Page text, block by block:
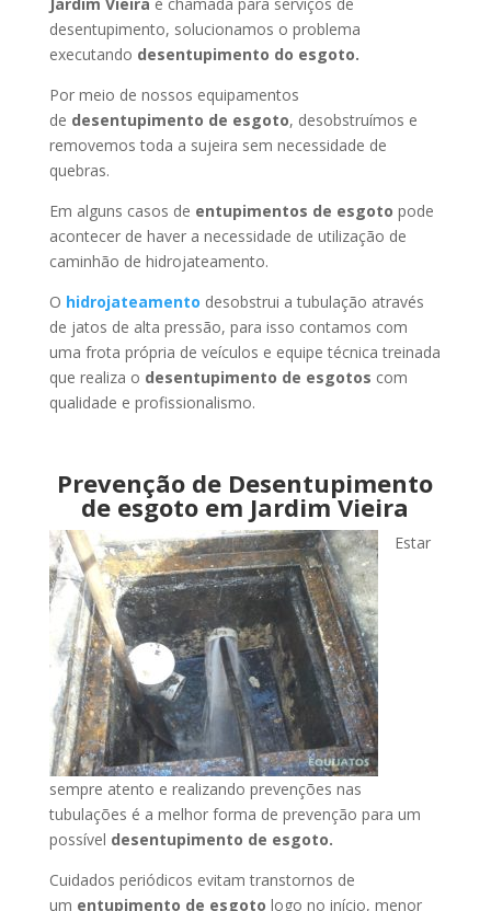
desentupimento, solucionamos o problema
executando desentupimento do esgoto.
Por meio de nossos equipamentos
de desentupimento de esgoto, desobstruímos e
removemos toda a sujeira sem necessidade de
quebras.
Em alguns casos de entupimentos de esgoto pode
acontecer de haver a necessidade de utilização de
caminhão de hidrojateamento.
O hidrojateamento desobstrui a tubulação através
de jatos de alta pressão, para isso contamos com
uma frota própria de veículos e equipe técnica treinada
que realiza o desentupimento de esgotos com
qualidade e profissionalismo.
Prevenção de Desentupimento
de esgoto em Jardim Vieira
Estar
sempre atento e realizando prevenções nas
tubulações é a melhor forma de prevenção para um
possível desentupimento de esgoto.
Cuidados periódicos evitam transtornos de
um entupimento de esgoto logo no início, menor